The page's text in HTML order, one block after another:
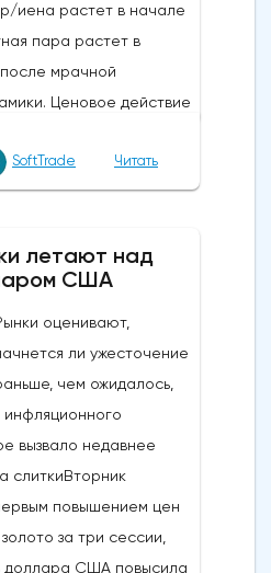
иена растет в начале
пара растет в
мрачной
Ценовое действие
Федеральной
США по денежно-
этой неделе Банк
и ожидалось, проводил
Ожидается, что на
ФРС объявит о
своих масштабных
Однако трейдеры
что скажет
по открытым
первого
Это одна из проблем,
источником
SoftTrade Читать
летают над
США
оценивают,
ли ужесточение
чем ожидалось,
инфляционного
вызвало недавнее
слиткиВторник
повышением цен
за три сессии,
доллара США повысила